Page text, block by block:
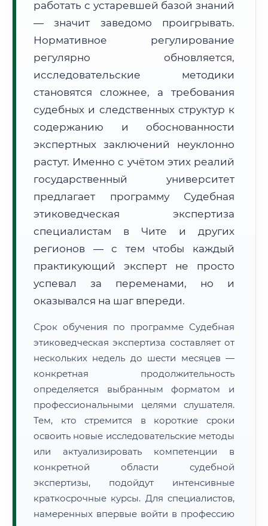
Формат учебы:
Дистанционно
🗺️ Зона обслуживания: г. Чита
• Маршрут транзита: ~2 030 км
📜 Документы и аккредитация ФИС ФРДО
Нажмите на документ для увеличения и просмотра
работать с устаревшей базой знаний
— значит заведомо проигрывать.
Нормативное регулирование
регулярно обновляется,
исследовательские методики
становятся сложнее, а требования
судебных и следственных структур к
содержанию и обоснованности
экспертных заключений неуклонно
растут. Именно с учётом этих реалий
государственный университет
предлагает программу Судебная
этиковедческая экспертиза
специалистам в Чите и других
регионов — с тем чтобы каждый
практикующий эксперт не просто
успевал за переменами, но и
оказывался на шаг впереди.
Срок обучения по программе Судебная
этиковедческая экспертиза составляет от
нескольких недель до шести месяцев —
конкретная продолжительность
определяется выбранным форматом и
профессиональными целями слушателя.
Тем, кто стремится в короткие сроки
освоить новые исследовательские методы
или актуализировать компетенции в
конкретной области судебной
экспертизы, подойдут интенсивные
краткосрочные курсы. Для специалистов,
намеренных впервые войти в профессию